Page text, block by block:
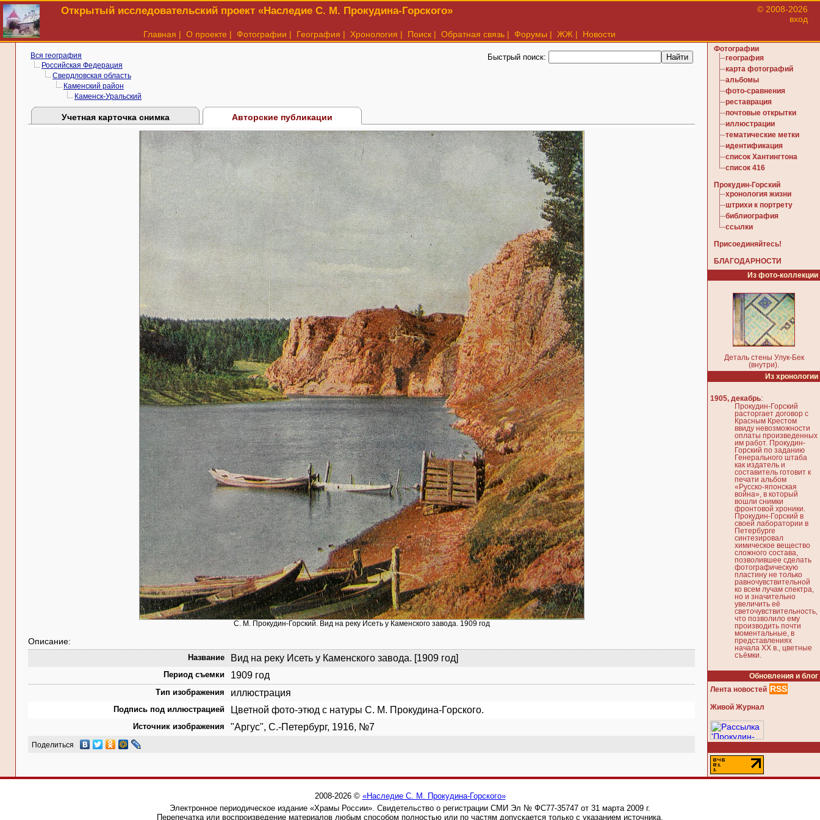
Открытый исследовательский проект «Наследие С. М. Прокудина-Горского»
© 2008-2026
вход
Главная | О проекте | Фотографии | География | Хронология | Поиск | Обратная связь | Форумы | ЖЖ | Новости
Вся география
Российская Федерация
Свердловская область
Каменский район
Каменск-Уральский
Быстрый поиск:
Учетная карточка снимка Авторские публикации
С. М. Прокудин-Горский. Вид на реку Исеть у Каменского завода. 1909 год
Описание:
Название Вид на реку Исеть у Каменского завода. [1909 год]
Период съемки 1909 год
Тип изображения иллюстрация
Подпись под иллюстрацией Цветной фото-этюд с натуры С. М. Прокудина-Горского.
Источник изображения "Аргус", С.-Петербург, 1916, №7
Поделиться
Фотографии
география
карта фотографий
альбомы
фото-сравнения
реставрация
почтовые открытки
иллюстрации
тематические метки
идентификация
список Хантингтона
список 416
Прокудин-Горский
хронология жизни
штрихи к портрету
библиография
ссылки
Присоединяйтесь!
БЛАГОДАРНОСТИ
Из фото-коллекции
Деталь стены Улук-Бек
(внутри).
Из хронологии
1905, декабрь:
Прокудин-Горский
расторгает договор с
Красным Крестом
ввиду невозможности
оплаты произведенных
им работ. Прокудин-
Горский по заданию
Генерального штаба
как издатель и
составитель готовит к
печати альбом
«Русско-японская
война», в который
вошли снимки
фронтовой хроники.
Прокудин-Горский в
своей лаборатории в
Петербурге
синтезировал
химическое вещество
сложного состава,
позволившее сделать
фотографическую
пластину не только
равночувствительной
ко всем лучам спектра,
но и значительно
увеличить её
светочувствительность,
что позволило ему
производить почти
моментальные, в
представлениях
начала XX в., цветные
съёмки.
Обновления и блог
Лента новостей RSS
Живой Журнал
2008-2026 © «Наследие С. М. Прокудина-Горского»
Электронное периодическое издание «Храмы России». Свидетельство о регистрации СМИ Эл № ФС77-35747 от 31 марта 2009 г.
Перепечатка или воспроизведение материалов любым способом полностью или по частям допускается только с указанием источника.